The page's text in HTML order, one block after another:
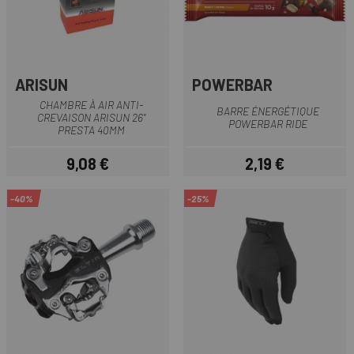
ARISUN
CHAMBRE À AIR ANTI-
CREVAISON ARISUN 26"
PRESTA 40MM
Prix
9,08 €
POWERBAR
BARRE ÉNERGÉTIQUE
POWERBAR RIDE
Prix
2,19 €
-40% -25%